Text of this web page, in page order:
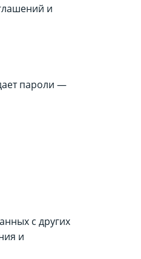
и
пароли —
с других
и